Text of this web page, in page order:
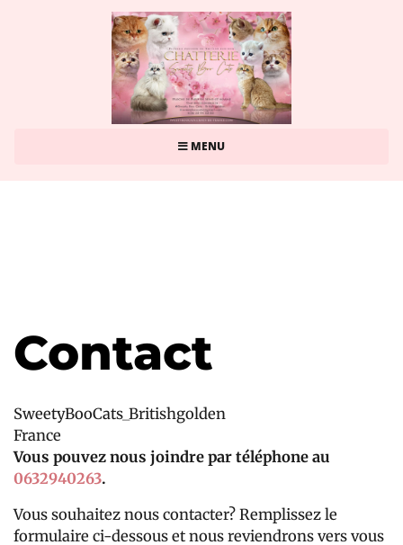
MENU
Contact
SweetyBooCats_Britishgolden
France
Vous pouvez nous joindre par téléphone au
0632940263.
Vous souhaitez nous contacter? Remplissez le
formulaire ci-dessous et nous reviendrons vers vous